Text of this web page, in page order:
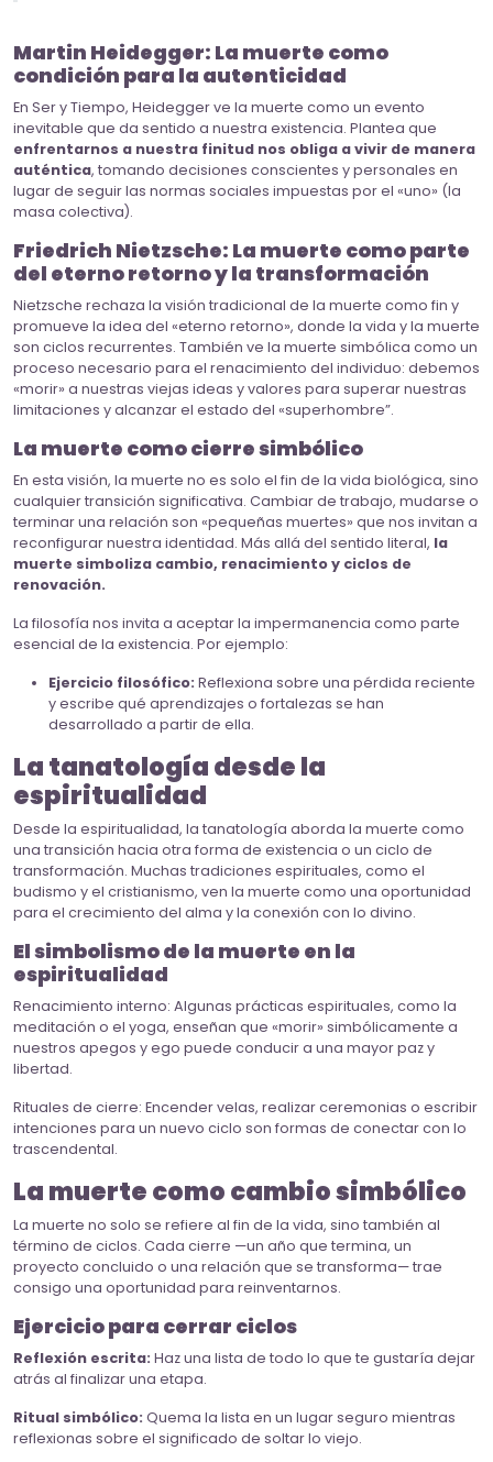
Martin Heidegger: La muerte como
condición para la autenticidad
En Ser y Tiempo, Heidegger ve la muerte como un evento
inevitable que da sentido a nuestra existencia. Plantea que
enfrentarnos a nuestra finitud nos obliga a vivir de manera
auténtica, tomando decisiones conscientes y personales en
lugar de seguir las normas sociales impuestas por el «uno» (la
masa colectiva).
Friedrich Nietzsche: La muerte como parte
del eterno retorno y la transformación
Nietzsche rechaza la visión tradicional de la muerte como fin y
promueve la idea del «eterno retorno», donde la vida y la muerte
son ciclos recurrentes. También ve la muerte simbólica como un
proceso necesario para el renacimiento del individuo: debemos
«morir» a nuestras viejas ideas y valores para superar nuestras
limitaciones y alcanzar el estado del «superhombre”.
La muerte como cierre simbólico
En esta visión, la muerte no es solo el fin de la vida biológica, sino
cualquier transición significativa. Cambiar de trabajo, mudarse o
terminar una relación son «pequeñas muertes» que nos invitan a
reconfigurar nuestra identidad. Más allá del sentido literal, la
muerte simboliza cambio, renacimiento y ciclos de
renovación.
La filosofía nos invita a aceptar la impermanencia como parte
esencial de la existencia. Por ejemplo:
Ejercicio filosófico: Reflexiona sobre una pérdida reciente
y escribe qué aprendizajes o fortalezas se han
desarrollado a partir de ella.
La tanatología desde la
espiritualidad
Desde la espiritualidad, la tanatología aborda la muerte como
una transición hacia otra forma de existencia o un ciclo de
transformación. Muchas tradiciones espirituales, como el
budismo y el cristianismo, ven la muerte como una oportunidad
para el crecimiento del alma y la conexión con lo divino.
El simbolismo de la muerte en la
espiritualidad
Renacimiento interno: Algunas prácticas espirituales, como la
meditación o el yoga, enseñan que «morir» simbólicamente a
nuestros apegos y ego puede conducir a una mayor paz y
libertad.
Rituales de cierre: Encender velas, realizar ceremonias o escribir
intenciones para un nuevo ciclo son formas de conectar con lo
trascendental.
La muerte como cambio simbólico
La muerte no solo se refiere al fin de la vida, sino también al
término de ciclos. Cada cierre —un año que termina, un
proyecto concluido o una relación que se transforma— trae
consigo una oportunidad para reinventarnos.
Ejercicio para cerrar ciclos
Reflexión escrita: Haz una lista de todo lo que te gustaría dejar
atrás al finalizar una etapa.
Ritual simbólico: Quema la lista en un lugar seguro mientras
reflexionas sobre el significado de soltar lo viejo.